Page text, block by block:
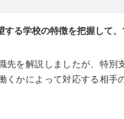
する学校の特徴を把握して、
先を解説しましたが、特別
くかによって対応する相手